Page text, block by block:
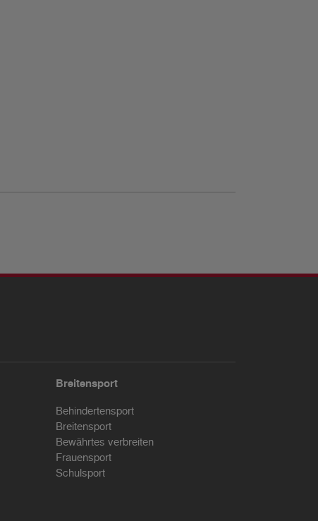
Breitensport
Behindertensport
Breitensport
Bewährtes verbreiten
Frauensport
Schulsport